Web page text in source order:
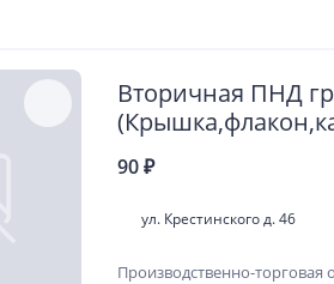
Вторичная ПНД
90 ₽
ул. Крестинского д. 46
Производственно-торговая